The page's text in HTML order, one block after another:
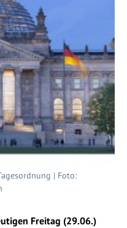
| Foto:
Freitag (29.06.)